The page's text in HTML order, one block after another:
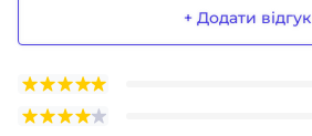
+ Додати відгук